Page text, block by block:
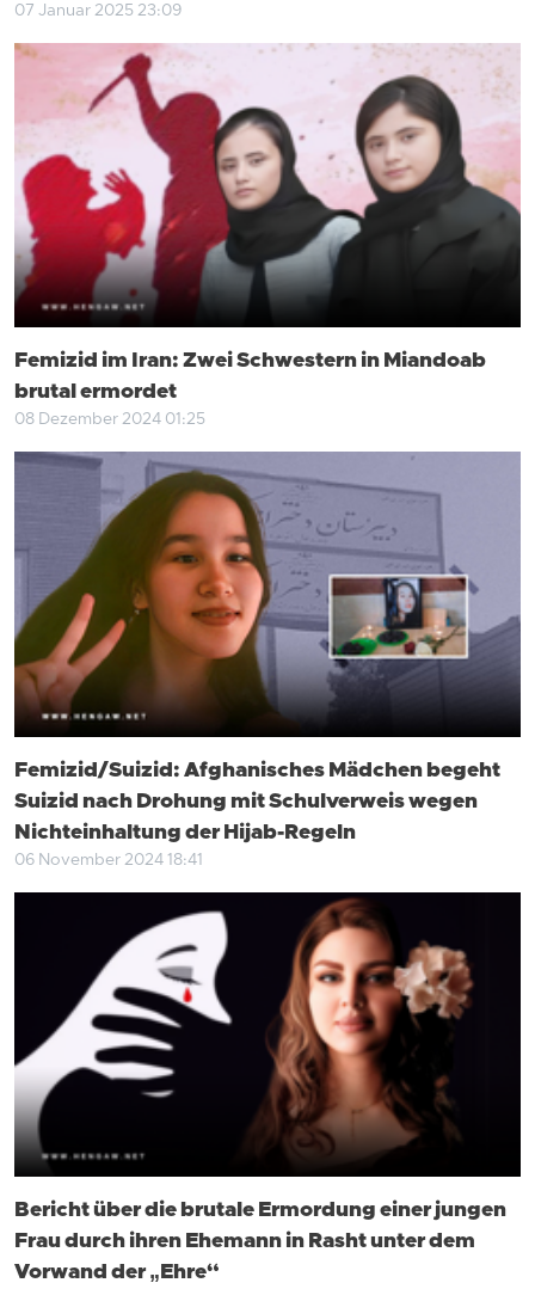
07 Januar 2025 23:09
Femizid im Iran: Zwei Schwestern in Miandoab
brutal ermordet
08 Dezember 2024 01:25
Femizid/Suizid: Afghanisches Mädchen begeht
Suizid nach Drohung mit Schulverweis wegen
Nichteinhaltung der Hijab-Regeln
06 November 2024 18:41
Bericht über die brutale Ermordung einer jungen
Frau durch ihren Ehemann in Rasht unter dem
Vorwand der „Ehre“